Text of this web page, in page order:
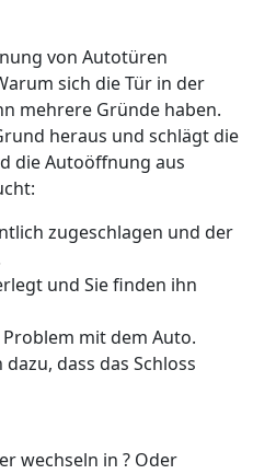
von Autotüren
sich die Tür in der
mehrere Gründe haben.
heraus und schlägt die
die Autoöffnung aus
zugeschlagen und der
und Sie finden ihn
mit dem Auto.
dass das Schloss
wechseln in ? Oder